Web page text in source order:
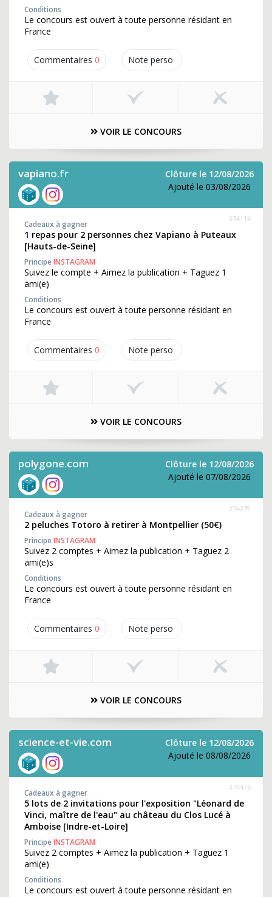
Commentaires 0 Note perso
Conditions
Le concours est ouvert à toute personne résidant en
France
VOIR LE CONCOURS
vapiano.fr
Clôture le 12/08/2026
Ajouté le 03/08/2026
Commentaires 0 Note perso
374114
Cadeaux à gagner
1 repas pour 2 personnes chez Vapiano à Puteaux
[Hauts-de-Seine]
PrincipeINSTAGRAM
Suivez le compte + Aimez la publication + Taguez 1
ami(e)
Conditions
Le concours est ouvert à toute personne résidant en
France
VOIR LE CONCOURS
polygone.com
Clôture le 12/08/2026
Ajouté le 07/08/2026
Commentaires 0 Note perso
374379
Cadeaux à gagner
2 peluches Totoro à retirer à Montpellier (50€)
PrincipeINSTAGRAM
Suivez 2 comptes + Aimez la publication + Taguez 2
ami(e)s
Conditions
Le concours est ouvert à toute personne résidant en
France
VOIR LE CONCOURS
science-et-vie.com
Clôture le 12/08/2026
Ajouté le 08/08/2026
374476
Cadeaux à gagner
5 lots de 2 invitations pour l'exposition "Léonard de
Vinci, maître de l'eau" au château du Clos Lucé à
Amboise [Indre-et-Loire]
PrincipeINSTAGRAM
Suivez 2 comptes + Aimez la publication + Taguez 1
ami(e)
Conditions
Le concours est ouvert à toute personne résidant en